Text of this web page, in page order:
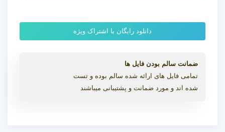
دانلود رایگان با اشتراک ویژه
ضمانت سالم بودن فایل ها
تمامی فایل های ارائه شده سالم بوده و تست
شده اند و مورد ضمانت و پشتیبانی میباشند